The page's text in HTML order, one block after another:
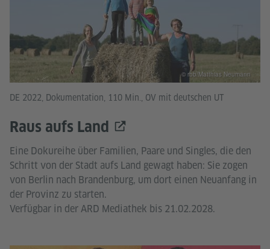
DE 2022, Dokumentation, 110 Min., OV mit deutschen UT
Raus aufs Land
Eine Dokureihe über Familien, Paare und Singles, die den
Schritt von der Stadt aufs Land gewagt haben: Sie zogen
von Berlin nach Brandenburg, um dort einen Neuanfang in
der Provinz zu starten.
Verfügbar in der ARD Mediathek bis 21.02.2028.
© rbb/Matthias Neumann